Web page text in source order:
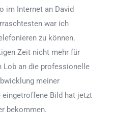
im Internet an David
war ich
zu können.
Zeit nicht mehr für
Lob an die professionelle
meiner
Bild hat jetzt
bekommen.